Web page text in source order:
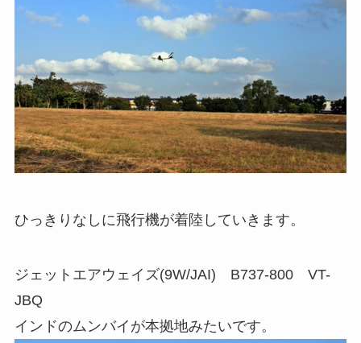
ひっきりなしに飛行機が着陸していきます。
ジェットエアウェイズ(9W/JAI) B737-800 VT-
JBQ
インドのムンバイが本拠地みたいです。